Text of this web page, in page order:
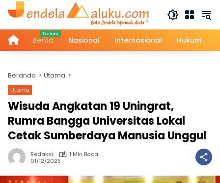
Langsung
Home
Berita Nasional Internasional Hukum
Beranda Utama
Utama
Wisuda Angkatan 19 Uningrat,
Rumra Bangga Universitas Lokal
Cetak Sumberdaya Manusia Unggul
Redaksi
1 Min Baca
01/12/2025